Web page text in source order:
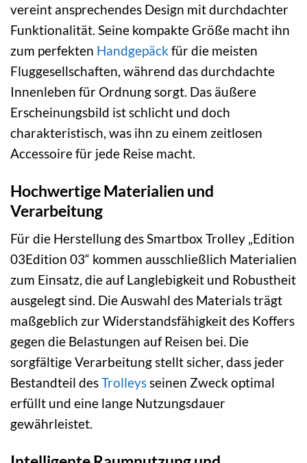
vereint ansprechendes Design mit durchdachter
Funktionalität. Seine kompakte Größe macht ihn
zum perfekten Handgepäck für die meisten
Fluggesellschaften, während das durchdachte
Innenleben für Ordnung sorgt. Das äußere
Erscheinungsbild ist schlicht und doch
charakteristisch, was ihn zu einem zeitlosen
Accessoire für jede Reise macht.
Hochwertige Materialien und
Verarbeitung
Für die Herstellung des Smartbox Trolley „Edition
03Edition 03“ kommen ausschließlich Materialien
zum Einsatz, die auf Langlebigkeit und Robustheit
ausgelegt sind. Die Auswahl des Materials trägt
maßgeblich zur Widerstandsfähigkeit des Koffers
gegen die Belastungen auf Reisen bei. Die
sorgfältige Verarbeitung stellt sicher, dass jeder
Bestandteil desTrolleysseinen Zweck optimal
erfüllt und eine lange Nutzungsdauer
gewährleistet.